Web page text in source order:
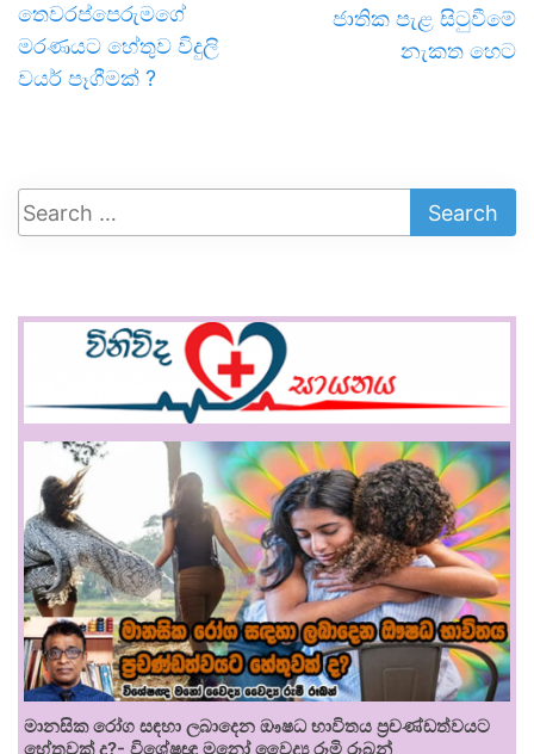
තෙවරප්පෙරුමගේ
මරණයට හේතුව විදුලි
වයර් පෑගීමක් ?
ජාතික පැළ සිටුවීමේ
නැකත හෙට
මානසික රෝග සඳහා ලබාදෙන ඖෂධ භාවිතය ප්‍රචණ්ඩත්වයට
හේතුවක් ද?- විශේෂඥ මනෝ වෛද්‍ය රූමි රූබන්